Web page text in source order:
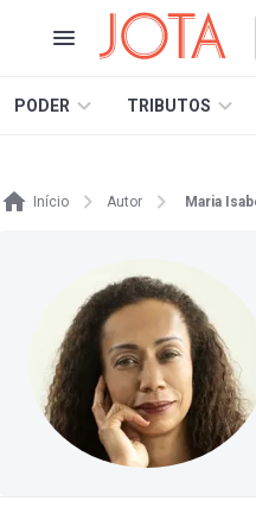
PODER TRIBUTOS
Início Autor Maria